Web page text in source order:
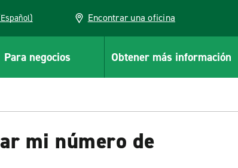
(Español) Encontrar una oficina
Para negocios Obtener más información
mi número de